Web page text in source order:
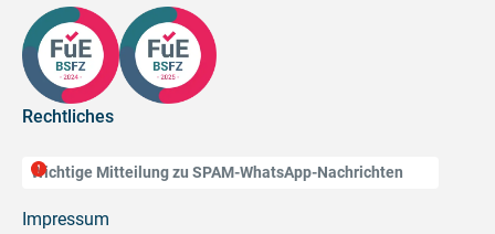
Rechtliches
Wichtige Mitteilung zu SPAM-WhatsApp-Nachrichten
Impressum